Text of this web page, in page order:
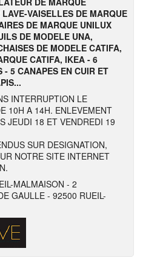
VAISELLES DE MARQUE
DE MARQUE UNILUX
DE MODELE UNA,
DE MODELE CATIFA,
CATIFA, IKEA - 6
5 CANAPES EN CUIR ET
INTERRUPTION LE
10H A 14H. ENLEVEMENT
JEUDI 18 ET VENDREDI 19
SUR DESIGNATION,
NOTRE SITE INTERNET
MALMAISON - 2
GAULLE - 92500 RUEIL-